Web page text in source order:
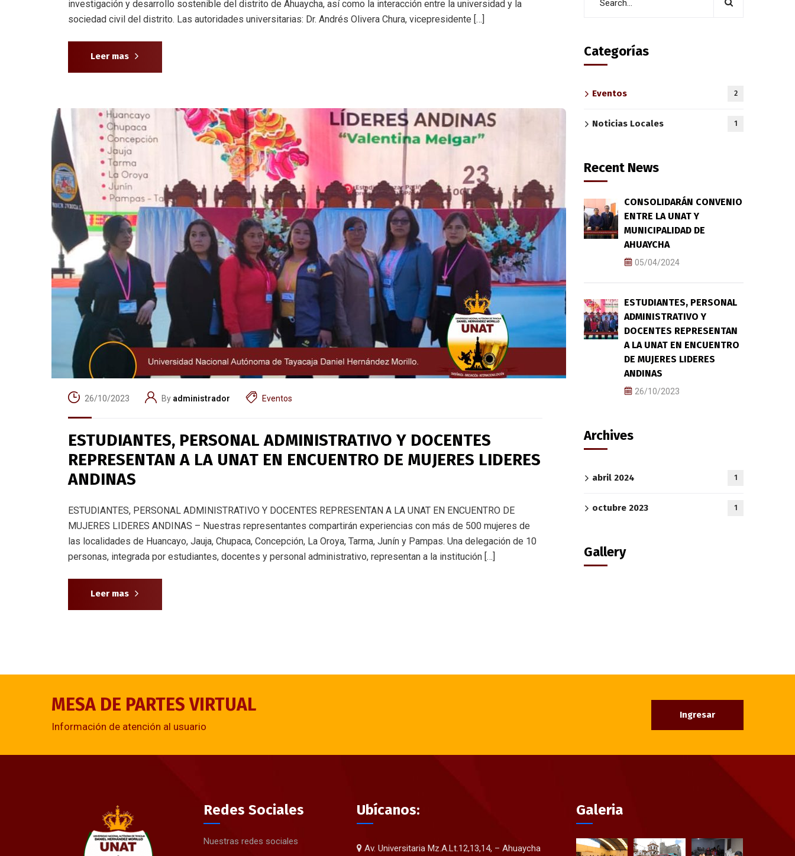
investigación y desarrollo sostenible del distrito de Ahuaycha, así como la interacción entre la universidad y la
sociedad civil del distrito. Las autoridades universitarias: Dr. Andrés Olivera Chura, vicepresidente […]
Leer mas
26/10/2023 By administrador Eventos
ESTUDIANTES, PERSONAL ADMINISTRATIVO Y DOCENTES
REPRESENTAN A LA UNAT EN ENCUENTRO DE MUJERES LIDERES
ANDINAS
ESTUDIANTES, PERSONAL ADMINISTRATIVO Y DOCENTES REPRESENTAN A LA UNAT EN ENCUENTRO DE
MUJERES LIDERES ANDINAS – Nuestras representantes compartirán experiencias con más de 500 mujeres de
las localidades de Huancayo, Jauja, Chupaca, Concepción, La Oroya, Tarma, Junín y Pampas. Una delegación de 10
personas, integrada por estudiantes, docentes y personal administrativo, representan a la institución […]
Leer mas
Categorías
Eventos 2
Noticias Locales 1
Recent News
CONSOLIDARÁN CONVENIO
ENTRE LA UNAT Y
MUNICIPALIDAD DE
AHUAYCHA
05/04/2024
ESTUDIANTES, PERSONAL
ADMINISTRATIVO Y
DOCENTES REPRESENTAN
A LA UNAT EN ENCUENTRO
DE MUJERES LIDERES
ANDINAS
26/10/2023
Archives
abril 2024 1
octubre 2023 1
Gallery
MESA DE PARTES VIRTUAL
Información de atención al usuario
Ingresar
Redes Sociales
Nuestras redes sociales
Ubícanos:
Av. Universitaria Mz.A.Lt.12,13,14, – Ahuaycha
Galeria